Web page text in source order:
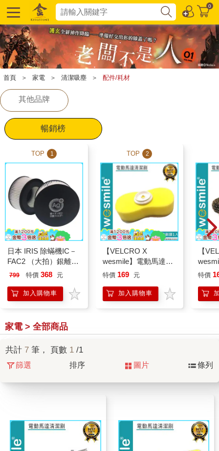
0
首頁 ＞ 家電 ＞ 清潔吸塵 ＞ 配件/耗材
其他品牌
暢銷榜
TOP 1
日本 IRIS 除蟎機IC－
FAC2 （大拍）銀離子
HEPA過濾網－2入
799 特價 368 元
加入購物車
TOP 2
【VELCRO X
wesmile】電動馬達清
潔刷 大海綿刷頭1入
特價 169 元
加入購物車
【
潔刷
特價
家電 > 全部商品
共計 7 筆， 頁數 1 /1
篩選 排序 圖片 條列